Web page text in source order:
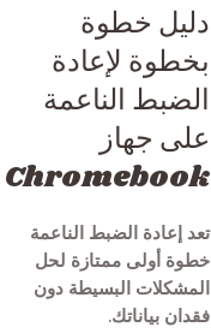
دليل خطوة
بخطوة لإعادة
الضبط الناعمة
على جهاز
Chromebook
تعد إعادة الضبط الناعمة
خطوة أولى ممتازة لحل
المشكلات البسيطة دون
فقدان بياناتك.